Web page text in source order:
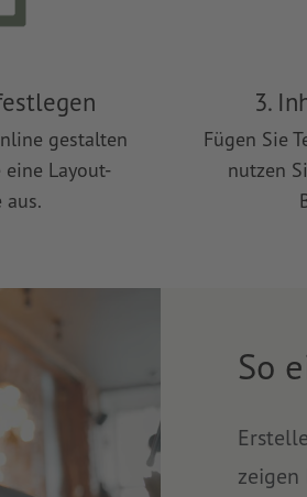
gestalten
Layout-
aus.
3.
Fügen Sie
nutzen
So
zeigen